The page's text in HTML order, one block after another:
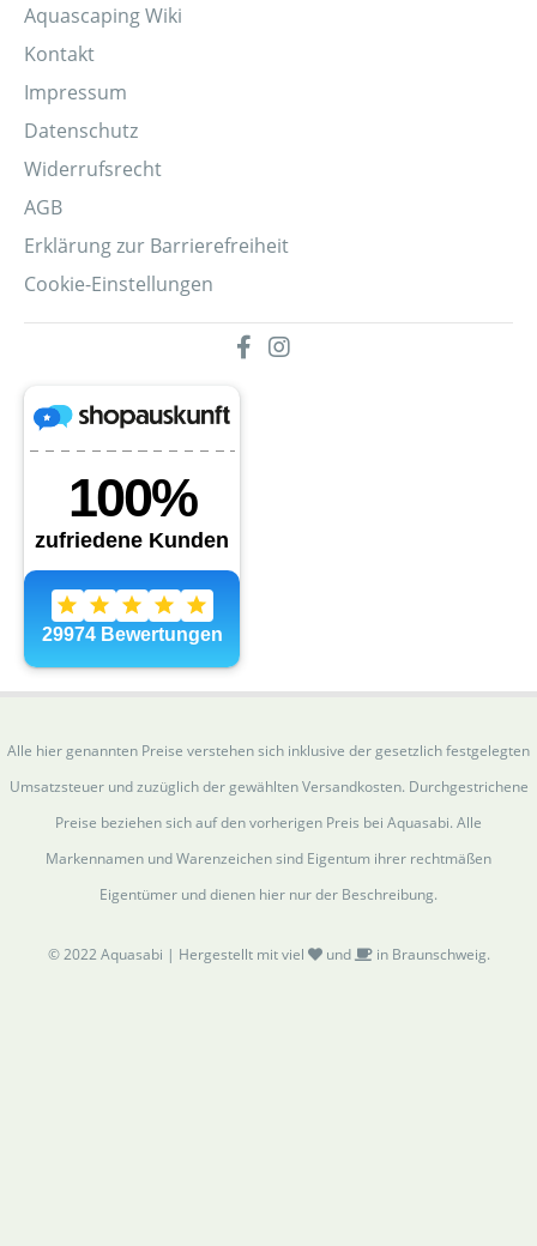
Aquascaping Wiki
Kontakt
Impressum
Datenschutz
Widerrufsrecht
AGB
Erklärung zur Barrierefreiheit
Cookie-Einstellungen
Alle hier genannten Preise verstehen sich inklusive der gesetzlich festgelegten
Umsatzsteuer und zuzüglich der gewählten Versandkosten. Durchgestrichene
Preise beziehen sich auf den vorherigen Preis bei Aquasabi. Alle
Markennamen und Warenzeichen sind Eigentum ihrer rechtmäßen
Eigentümer und dienen hier nur der Beschreibung.
© 2022 Aquasabi | Hergestellt mit viel und in Braunschweig.